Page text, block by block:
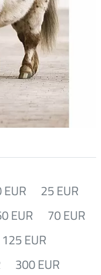
EUR
25 EUR
EUR
70 EUR
125 EUR
300 EUR